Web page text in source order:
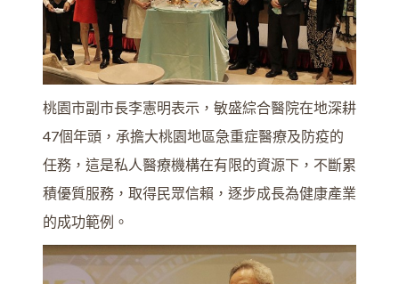
桃園市副市長李憲明表示，敏盛綜合醫院在地深耕
47個年頭，承擔大桃園地區急重症醫療及防疫的
任務，這是私人醫療機構在有限的資源下，不斷累
積優質服務，取得民眾信賴，逐步成長為健康產業
的成功範例。